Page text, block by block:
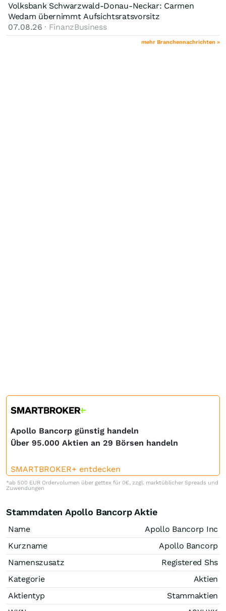
Volksbank Schwarzwald-Donau-Neckar: Carmen
Wedam übernimmt Aufsichtsratsvorsitz
07.08.26 · FinanzBusiness
mehr Branchennachrichten »
Apollo Bancorp günstig handeln
Über 95.000 Aktien an 29 Börsen handeln
SMARTBROKER+ entdecken
*ab 500 EUR Ordervolumen über gettex für 0€, zzgl. marktüblicher Spreads und
Zuwendungen
Stammdaten Apollo Bancorp Aktie
Name
Apollo Bancorp Inc
Kurzname
Apollo Bancorp
Namenszusatz
Registered Shs
Kategorie
Aktien
Aktientyp
Stammaktien